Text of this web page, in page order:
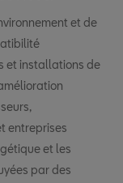
et de
et installations de
entreprises
et les
par des